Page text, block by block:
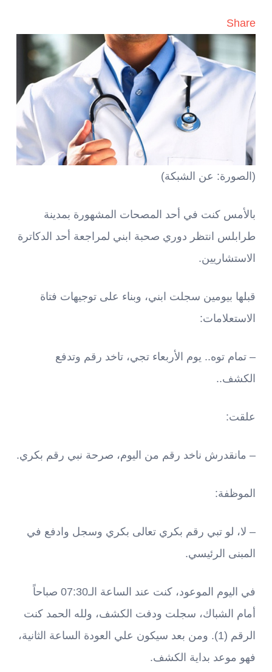
Share
(الصورة: عن الشبكة)
بالأمس كنت في أحد المصحات المشهورة بمدينة
طرابلس انتظر دوري صحبة ابني لمراجعة أحد الدكاترة
الاستشاريين.
قبلها بيومين سجلت ابني، وبناء على توجيهات فتاة
الاستعلامات:
– تمام توه.. يوم الأربعاء تجي، تاخد رقم وتدفع
الكشف..
علقت:
– مانقدرش ناخد رقم من اليوم، صرحة نبي رقم بكري.
الموظفة:
– لا، لو تبي رقم بكري تعالى بكري وسجل وادفع في
المبنى الرئيسي.
في اليوم الموعود، كنت عند الساعة الـ07:30 صباحاً
أمام الشباك، سجلت ودفت الكشف، ولله الحمد كنت
الرقم (1). ومن بعد سيكون علي العودة الساعة الثانية،
فهو موعد بداية الكشف.